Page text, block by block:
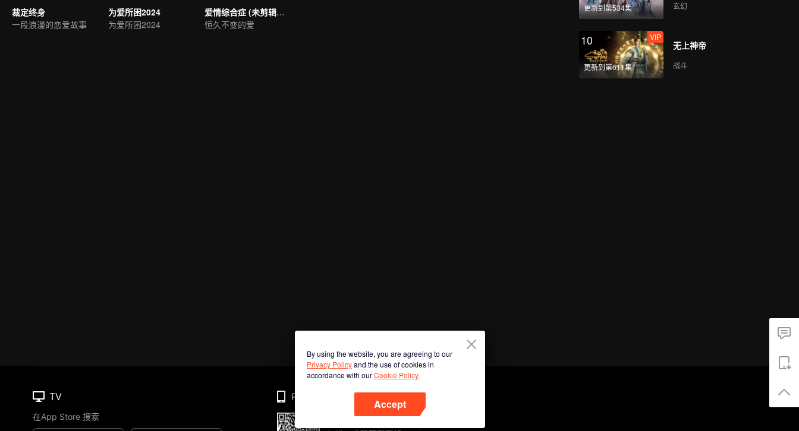
裁定终身
一段浪漫的恋爱故事
为爱所困2024
为爱所困2024
爱情综合症 (未剪辑版）
恒久不变的爱
更新到第534集 玄幻
10
更新到第611集
VIP
无上神帝
战斗
By using the website, you are agreeing to our
Privacy Policyand the use of cookies in
accordance with ourCookie Policy.
Accept
TV
在App Store 搜索
Phone